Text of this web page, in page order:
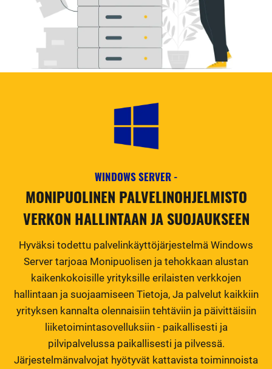
WINDOWS SERVER -
MONIPUOLINEN PALVELINOHJELMISTO
VERKON HALLINTAAN JA SUOJAUKSEEN
Hyväksi todettu palvelinkäyttöjärjestelmä Windows
Server tarjoaa Monipuolisen ja tehokkaan alustan
kaikenkokoisille yrityksille erilaisten verkkojen
hallintaan ja suojaamiseen Tietoja, Ja palvelut kaikkiin
yrityksen kannalta olennaisiin tehtäviin ja päivittäisiin
liiketoimintasovelluksiin - paikallisesti ja
pilvipalvelussa paikallisesti ja pilvessä.
Järjestelmänvalvojat hyötyvät kattavista toiminnoista